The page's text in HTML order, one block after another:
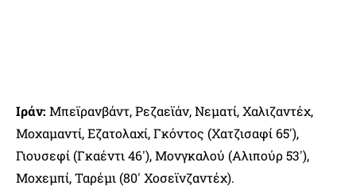
Ιράν: Μπεϊρανβάντ, Ρεζαεϊάν, Νεματί, Χαλιζαντέχ,
Μοχαμαντί, Εζατολαχί, Γκόντος (Χατζισαφί 65′),
Γιουσεφί (Γκαέντι 46′), Μονγκαλού (Αλιπούρ 53′),
Μοχεμπί, Ταρέμι (80′ Χοσεϊνζαντέχ).